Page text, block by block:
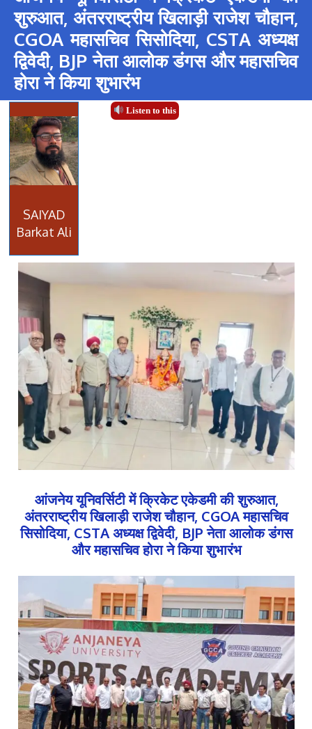
शुरुआत, अंतरराष्ट्रीय खिलाड़ी राजेश चौहान,
CGOA महासचिव सिसोदिया, CSTA अध्यक्ष
द्विवेदी, BJP नेता आलोक डंगस और महासचिव
होरा ने किया शुभारंभ
Listen to this
SAIYAD
Barkat Ali
आंजनेय यूनिवर्सिटी में क्रिकेट एकेडमी की शुरुआत,
अंतरराष्ट्रीय खिलाड़ी राजेश चौहान, CGOA महासचिव
सिसोदिया, CSTA अध्यक्ष द्विवेदी, BJP नेता आलोक डंगस
और महासचिव होरा ने किया शुभारंभ